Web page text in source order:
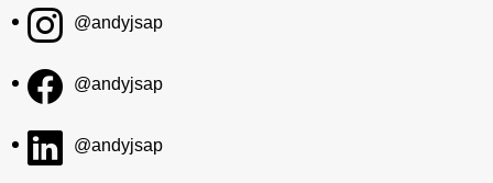
@andyjsap
@andyjsap
@andyjsap